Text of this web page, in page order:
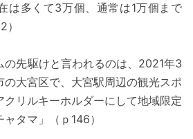
は多くて3万個、通常は1万個まで
の先駆けと言われるのは、2021年3
の大宮区で、大宮駅周辺の観光スポ
クリルキーホルダーにして地域限定
タマ」（ｐ146）